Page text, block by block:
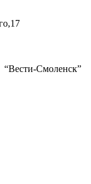
Смоленск”